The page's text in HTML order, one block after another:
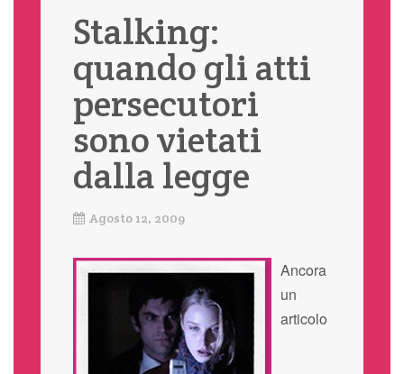
Stalking:
quando gli atti
persecutori
sono vietati
dalla legge
Agosto 12, 2009
Ancora
un
articolo